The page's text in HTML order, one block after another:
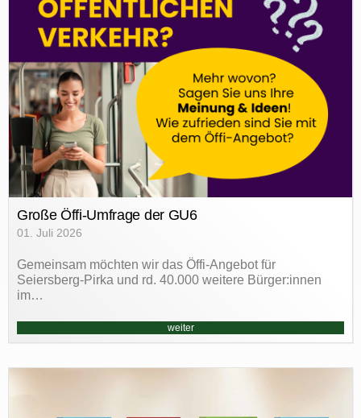
Große Öffi-Umfrage der GU6
01. Juli 2026
Gemeinsam möchten wir das Öffi-Angebot für
Seiersberg-Pirka und rd. 40.000 weitere Bürger:innen
im…
weiter